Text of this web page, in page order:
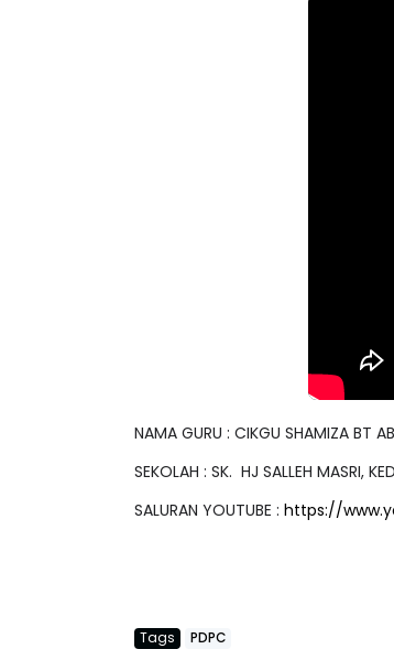
NAMA GURU : CIKGU SHAMIZA BT
SEKOLAH : SK. HJ SALLEH MASRI,
SALURAN YOUTUBE : https://
Tags PDPC
7 hari yang lalu
SIRI 7